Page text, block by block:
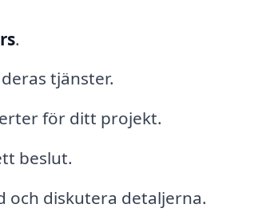
.
tjänster.
för ditt projekt.
beslut.
och diskutera detaljerna.